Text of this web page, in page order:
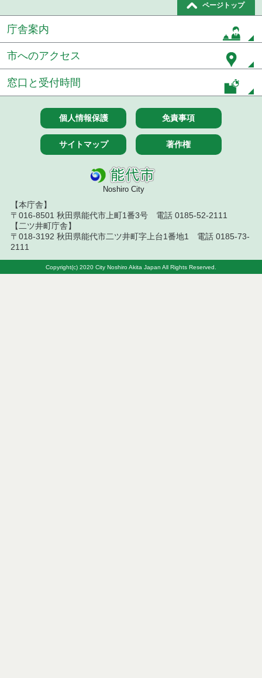
令和６年８月分
令和６年７月分
令和６年６月分
令和６年４月分
令和６年３月分
令和６年２月分
令和６年１月分
令和５年１２月分
令和５年１０月分
ページトップ
庁舎案内
市へのアクセス
窓口と受付時間
個人情報保護 免責事項
サイトマップ 著作権
Noshiro City
【本庁舎】
〒016-8501 秋田県能代市上町1番3号 電話 0185-52-2111
【二ツ井町庁舎】
〒018-3192 秋田県能代市二ツ井町字上台1番地1 電話 0185-73-
2111
Copyright(c) 2020 City Noshiro Akita Japan All Rights Reserved.